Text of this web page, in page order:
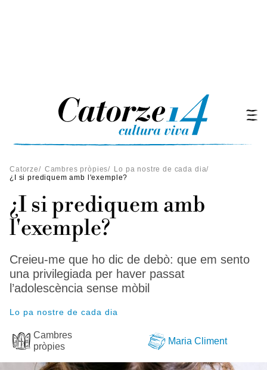
Catorze/ Cambres pròpies/ Lo pa nostre de cada dia/
¿I si prediquem amb l'exemple?
¿I si prediquem amb
l'exemple?
Creieu-me que ho dic de debò: que em sento
una privilegiada per haver passat
l’adolescència sense mòbil
Lo pa nostre de cada dia
Cambres
pròpies
Maria Climent